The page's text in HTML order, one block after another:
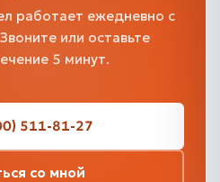
работает ежедневно с
или оставьте
5 минут.
511-81-27
со мной